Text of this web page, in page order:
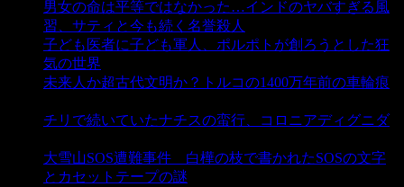
男女の命は平等ではなかった…インドのヤバすぎる風
習、サティと今も続く名誉殺人
子ども医者に子ども軍人、ポルポトが創ろうとした狂
気の世界
未来人か超古代文明か？トルコの1400万年前の車輪痕
チリで続いていたナチスの蛮行、コロニアディグニダ
大雪山SOS遭難事件 白樺の枝で書かれたSOSの文字
とカセットテープの謎